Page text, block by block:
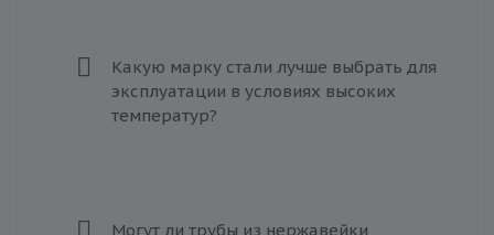
Какую марку стали лучше выбрать для
эксплуатации в условиях высоких
температур?
Могут ли трубы из нержавейки